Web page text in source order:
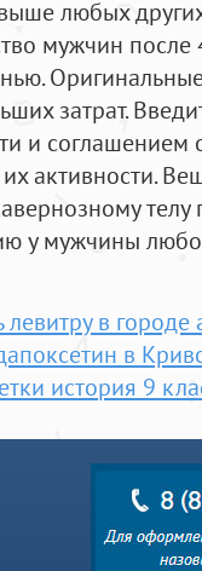
любых
мужчин после
затрат.
и соглашением
активности.
у мужчины
левитру в городе
в
история 9